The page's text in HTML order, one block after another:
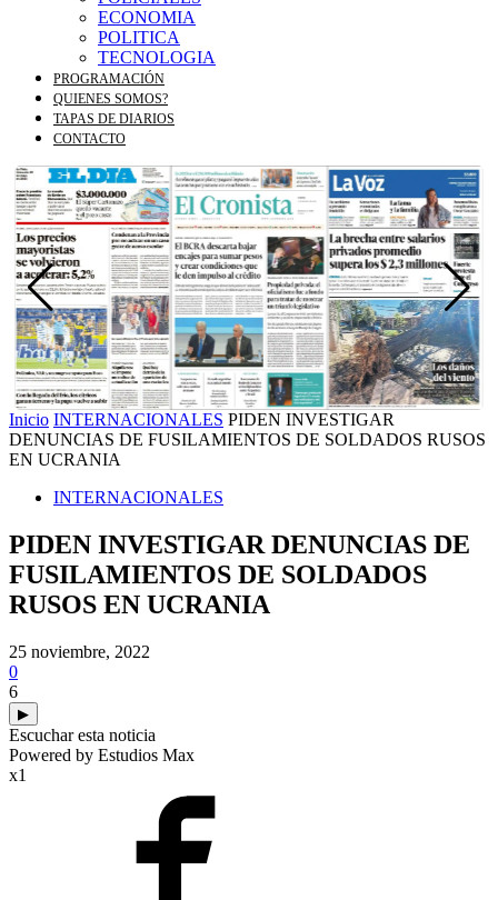
ECONOMIA
POLITICA
TECNOLOGIA
PROGRAMACIÓN
QUIENES SOMOS?
TAPAS DE DIARIOS
CONTACTO
Inicio INTERNACIONALES PIDEN INVESTIGAR
DENUNCIAS DE FUSILAMIENTOS DE SOLDADOS RUSOS
EN UCRANIA
INTERNACIONALES
PIDEN INVESTIGAR DENUNCIAS DE
FUSILAMIENTOS DE SOLDADOS
RUSOS EN UCRANIA
25 noviembre, 2022
0
6
▶
Escuchar esta noticia
Powered by Estudios Max
x1